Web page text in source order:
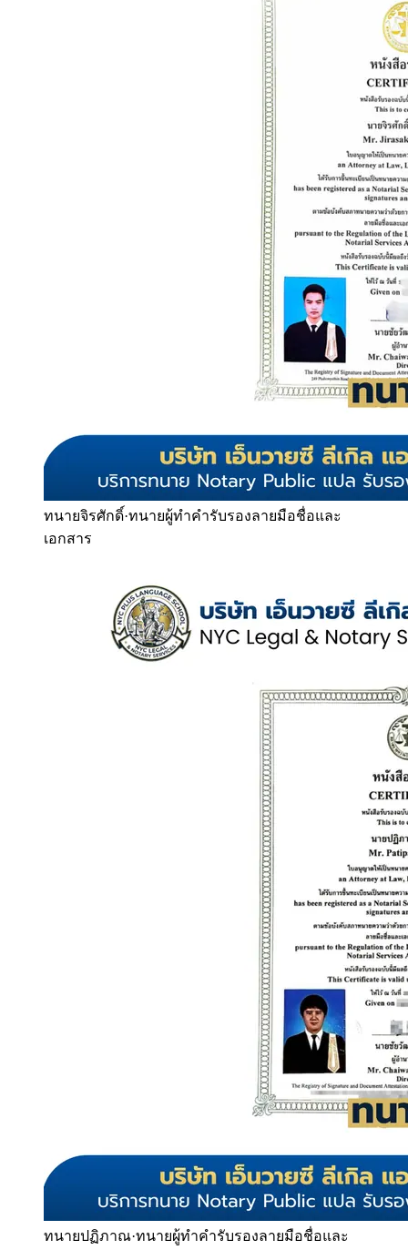
ทนายจิรศักดิ์·ทนายผู้ทำคำรับรองลายมือชื่อและ
เอกสาร
ทนายปฏิภาณ·ทนายผู้ทำคำรับรองลายมือชื่อและ